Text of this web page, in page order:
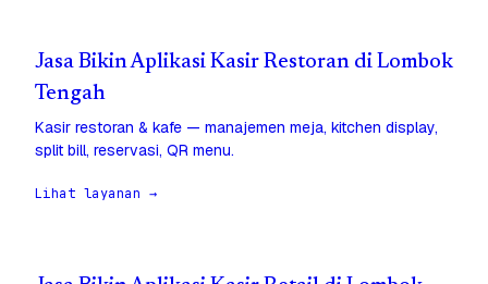
Jasa Bikin Aplikasi Kasir Restoran di Lombok
Tengah
Kasir restoran & kafe — manajemen meja, kitchen display,
split bill, reservasi, QR menu.
Lihat layanan →